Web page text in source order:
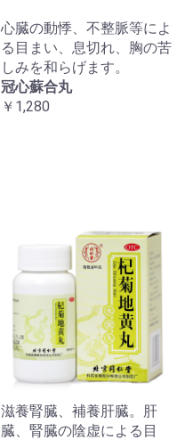
心臓の動悸、不整脈等によ
る目まい、息切れ、胸の苦
しみを和らげます。
冠心蘇合丸
￥1,280
滋養腎臓、補養肝臓。肝
臓、腎臓の陰虚による目